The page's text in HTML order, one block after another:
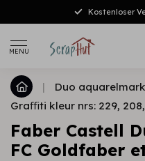
Kostenloser
MENU
|
Duo
Graﬃti kleur nrs: 229, 208,
Faber Castell
FC Goldfaber